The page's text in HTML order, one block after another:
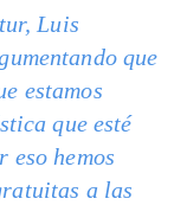
Luis
que
estamos
que esté
eso hemos
a las